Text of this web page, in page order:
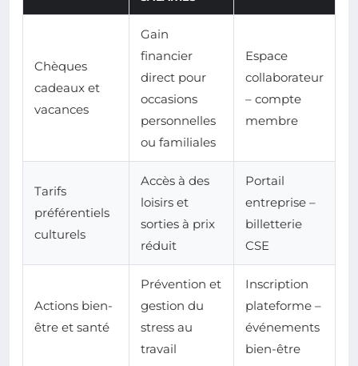
Chèques
cadeaux et
vacances
Gain
financier
direct pour
occasions
personnelles
ou familiales
Espace
collaborateur
– compte
membre
Tarifs
préférentiels
culturels
Accès à des
loisirs et
sorties à prix
réduit
Portail
entreprise –
billetterie
CSE
Actions bien-
être et santé
Prévention et
gestion du
stress au
travail
Inscription
plateforme –
événements
bien-être